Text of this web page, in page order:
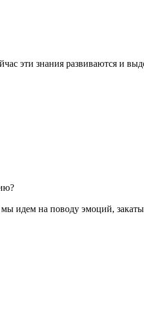
эти знания развиваются и
идем на поводу эмоций,